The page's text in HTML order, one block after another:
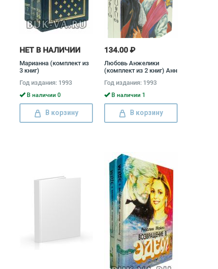
НЕТ В НАЛИЧИИ
Марианна (комплект из
3 книг)
Год издания: 1993
В наличии 0
В корзину
134.00 ₽
Любовь Анжелики
(комплект из 2 книг) Анн
Год издания: 1993
В наличии 1
В корзину